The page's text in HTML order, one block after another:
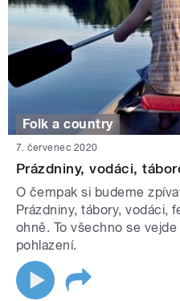
Folk a country
7. červenec 2020
Prázdniny, vodáci,
O čempak si budeme
Prázdniny, tábory, vodáci,
ohně. To všechno se
pohlazení.